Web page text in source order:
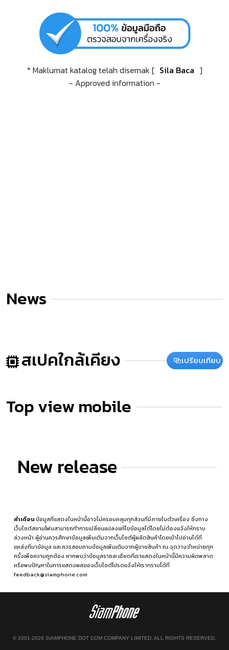
* Maklumat katalog telah disemak [ Sila Baca ]
- Approved information -
News
สเปคใกล้เคียง เปรียบเทียบ
Top view mobile
New release
คำเตือนข้อมูลที่แสดงในหน้านี้อาจไม่ครอบคลุมทุกส่วนที่มีภายในตัวเครื่อง ซึ่งทาง
เว็บไซต์สยามโฟนสามารถทำการเปลี่ยนแปลงแก้ไขข้อมูลได้โดยไม่ต้องแจ้งให้ทราบ
ล่วงหน้า ผู้อ่านควรศึกษาข้อมูลเพิ่มเติมจากเว็บไซต์ผู้ผลิตสินค้าโดยเข้าไปอ่านได้ที่
แหล่งที่มาข้อมูล และควรสอบถามข้อมูลเพิ่มเติมจากผู้ขายสินค้า ณ จุดวางจำหน่ายทุก
ครั้งเพื่อความถูกต้อง หากพบว่าข้อมูลรายละเอียดที่เราแสดงในหน้านี้มีความผิดพลาด
หรือพบปัญหาในการแสดงผลของเว็บไซต์โปรดแจ้งให้เราทราบได้ที่
feedback@siamphone.com
© 2001-2026 SIAMPHONE DOT COM COMPANY LIMITED. ALL RIGHTS RESERVED.